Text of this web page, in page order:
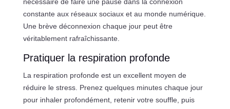
constante aux réseaux sociaux et au monde numérique.
Une brève déconnexion chaque jour peut être
véritablement rafraîchissante.
Pratiquer la respiration profonde
La respiration profonde est un excellent moyen de
réduire le stress. Prenez quelques minutes chaque jour
pour inhaler profondément, retenir votre souffle, puis